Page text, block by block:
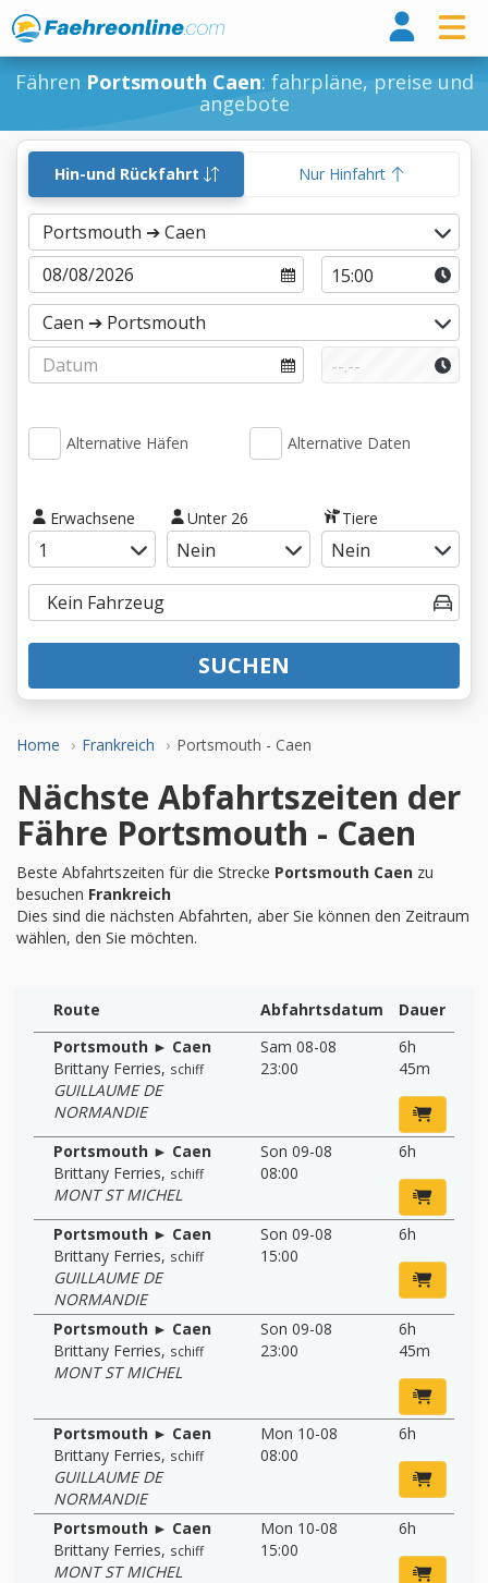
Fähren Portsmouth Caen: fahrpläne, preise und
angebote
Home Frankreich Portsmouth - Caen
Hin-und Rückfahrt Nur Hinfahrt
Alternative Häfen Alternative Daten
Erwachsene Unter 26 Tiere
SUCHEN
Nächste Abfahrtszeiten der
Fähre Portsmouth - Caen
Beste Abfahrtszeiten für die Strecke Portsmouth Caen zu
besuchen Frankreich
Dies sind die nächsten Abfahrten, aber Sie können den Zeitraum
wählen, den Sie möchten.
Route Abfahrtsdatum
Dauer
Portsmouth ► Caen
Brittany Ferries, schiff
GUILLAUME DE
NORMANDIE
Sam 08-08
23:00
6h
45m
Portsmouth ► Caen
Brittany Ferries, schiff
MONT ST MICHEL
Son 09-08
08:00
6h
Portsmouth ► Caen
Brittany Ferries, schiff
GUILLAUME DE
NORMANDIE
Son 09-08
15:00
6h
Portsmouth ► Caen
Brittany Ferries, schiff
MONT ST MICHEL
Son 09-08
23:00
6h
45m
Portsmouth ► Caen
Brittany Ferries, schiff
GUILLAUME DE
NORMANDIE
Mon 10-08
08:00
6h
Portsmouth ► Caen
Brittany Ferries, schiff
MONT ST MICHEL
Mon 10-08
15:00
6h